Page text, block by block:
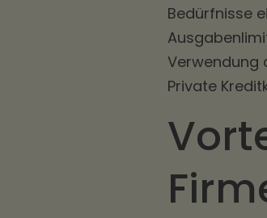
Bedürfnisse
Verwendung
Private